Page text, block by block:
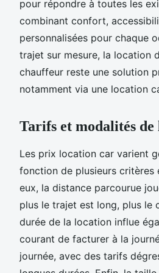
pour répondre à toutes les
combinant confort,
personnalisées pour chaque
trajet sur mesure, la location
chauffeur reste une solution
notamment via une location
Tarifs et modalités de
Les prix location car varient
fonction de plusieurs critères
eux, la distance parcourue
plus le trajet est long, plus le
durée de la location influe
courant de facturer à la
journée, avec des tarifs